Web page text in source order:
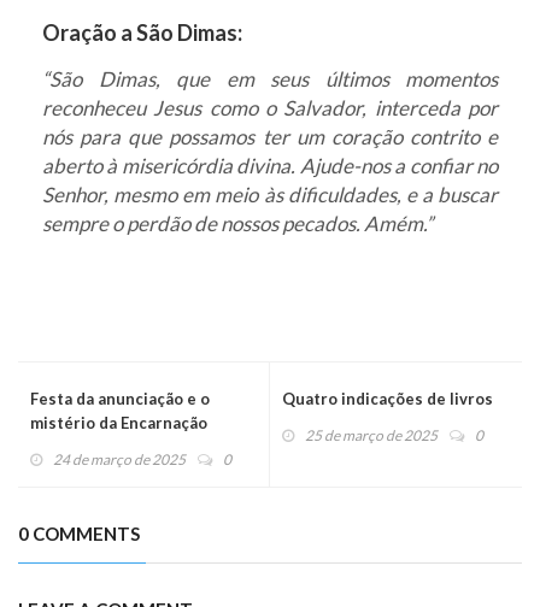
Oração a São Dimas:
“São Dimas, que em seus últimos momentos
reconheceu Jesus como o Salvador, interceda por
nós para que possamos ter um coração contrito e
aberto à misericórdia divina. Ajude-nos a confiar no
Senhor, mesmo em meio às dificuldades, e a buscar
sempre o perdão de nossos pecados. Amém.”
Festa da anunciação e o
mistério da Encarnação
24 de março de 2025 0
Quatro indicações de livros
25 de março de 2025 0
0 COMMENTS